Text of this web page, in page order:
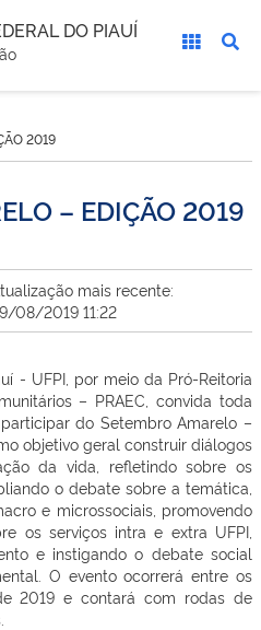
DO PIAUÍ
2019
– EDIÇÃO 2019
mais recente:
08/2019 11:22
- UFPI, por meio da Pró-Reitoria
– PRAEC, convida toda
do Setembro Amarelo –
objetivo geral construir diálogos
da vida, refletindo sobre os
o debate sobre a temática,
e microssociais, promovendo
os serviços intra e extra UFPI,
e instigando o debate social
O evento ocorrerá entre os
2019 e contará com rodas de